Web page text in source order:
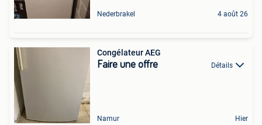
Nederbrakel 4 août 26
Congélateur AEG
Faire une offre Détails
Namur Hier